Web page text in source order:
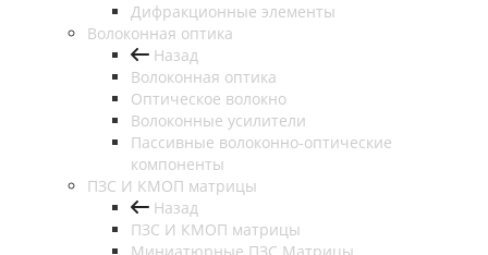
Дифракционные элементы
Волоконная оптика
Назад
Волоконная оптика
Оптическое волокно
Волоконные усилители
Пассивные волоконно-оптические
компоненты
ПЗС И КМОП матрицы
Назад
ПЗС И КМОП матрицы